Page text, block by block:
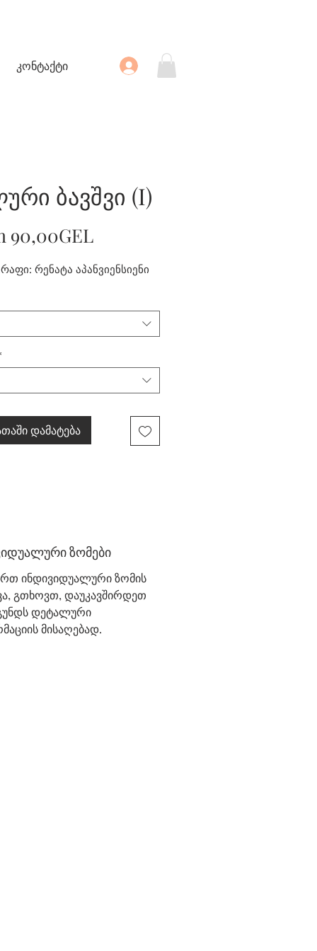
კონტაქტი
ბავშვი (I)
90,00GELSale
რენატა აპანვიენსიენი
დამატება
ზომები
ინდივიდუალური ზომის
გთხოვთ, დაუკავშირდეთ
დეტალური
მისაღებად.